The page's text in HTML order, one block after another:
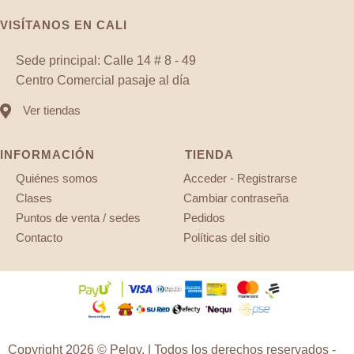
VISÍTANOS EN CALI
Sede principal: Calle 14 # 8 - 49
Centro Comercial pasaje al día
Ver tiendas
INFORMACIÓN
Quiénes somos
Clases
Puntos de venta / sedes
Contacto
TIENDA
Acceder - Registrarse
Cambiar contraseña
Pedidos
Políticas del sitio
Copyright 2026 © Pelgy. | Todos los derechos reservados -